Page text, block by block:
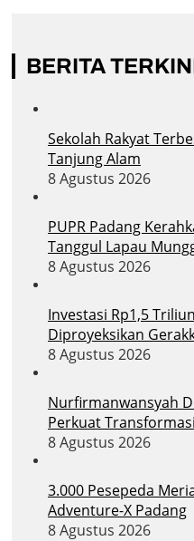
BERITA
Sekolah Rakyat
Tanjung Alam
8 Agustus 2026
PUPR Padang
Tanggul Lapau
8 Agustus 2026
Investasi Rp1,5
Diproyeksikan
8 Agustus 2026
Nurfirmanwansyah
Perkuat
8 Agustus 2026
3.000 Pesepeda
Adventure-X Padang
8 Agustus 2026